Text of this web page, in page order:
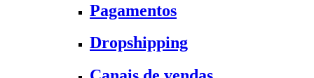
Pagamentos
Dropshipping